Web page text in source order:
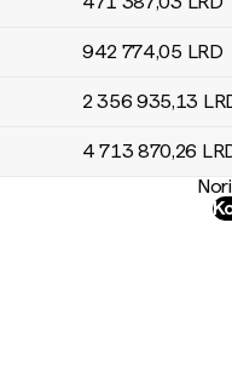
942 774,05 LRD
2 356 935,13
4 713 870,26